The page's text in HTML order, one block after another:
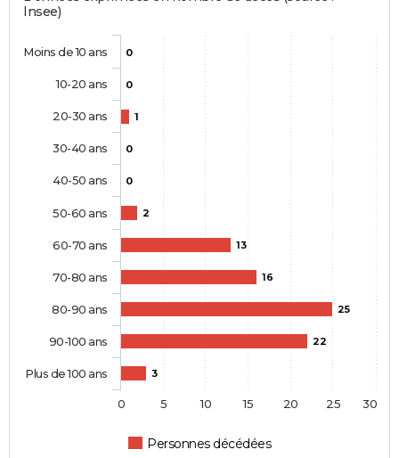
Insee)
0
0
1
0
0
2
13
16
25
22
3
Personnes décédées
Moins de 10 ans
10-20 ans
20-30 ans
30-40 ans
40-50 ans
50-60 ans
60-70 ans
70-80 ans
80-90 ans
90-100 ans
Plus de 100 ans
0 5 10 15 20 25 30